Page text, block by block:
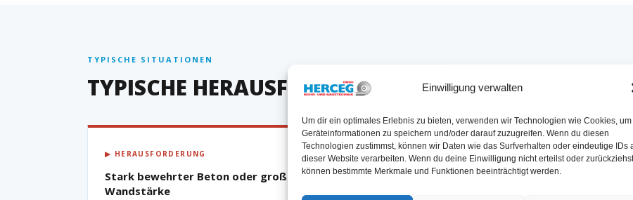
Einwilligung verwalten
Um dir ein optimales Erlebnis zu bieten, verwenden wir Technologien wie Cookies, um
Geräteinformationen zu speichern und/oder darauf zuzugreifen. Wenn du diesen
Technologien zustimmst, können wir Daten wie das Surfverhalten oder eindeutige IDs
dieser Website verarbeiten. Wenn du deine Einwilligung nicht erteilst oder
können bestimmte Merkmale und Funktionen beeinträchtigt werden.
TYPISCHE SITUATIONEN
TYPISCHE HERAUSFORDERUNGEN BEI
▶ HERAUSFORDERUNG
Stark bewehrter Beton oder große
Wandstärke
▶ HERAUSFORDERUNG
Wenig Platz im Technik- oder